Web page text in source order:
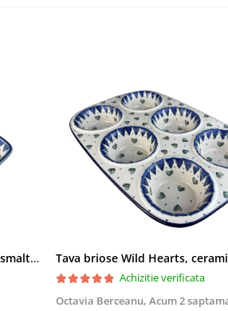
Tava chec Wild Hearts, ceramica smaltuita, pictata manual, 31,0 X 12,0 cm
Achizitie verificata
Octavia Berceanu, Acum 2